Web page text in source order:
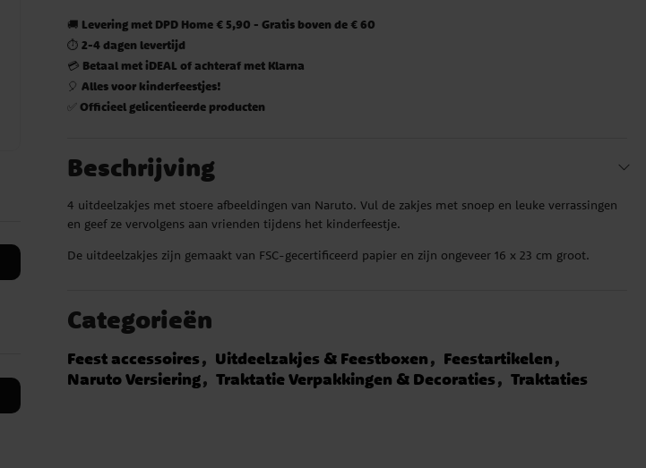
🚚 Levering met DPD Home € 5,90 - Gratis boven de € 60
⏱️2-4 dagen levertijd
💳 Betaal met iDEAL of achteraf met Klarna
🎈Alles voor kinderfeestjes!
✅Officieel gelicentieerde producten
Beschrijving
4 uitdeelzakjes met stoere afbeeldingen van Naruto. Vul de zakjes met snoep en leuke verrassingen
en geef ze vervolgens aan vrienden tijdens het kinderfeestje.
De uitdeelzakjes zijn gemaakt van FSC-gecertificeerd papier en zijn ongeveer 16 x 23 cm groot.
Categorieën
Feest accessoires Uitdeelzakjes & Feestboxen
Feestartikelen
Naruto Versiering
Traktatie Verpakkingen & Decoraties Traktaties